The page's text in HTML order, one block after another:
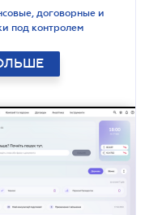
договорные и
под контролем